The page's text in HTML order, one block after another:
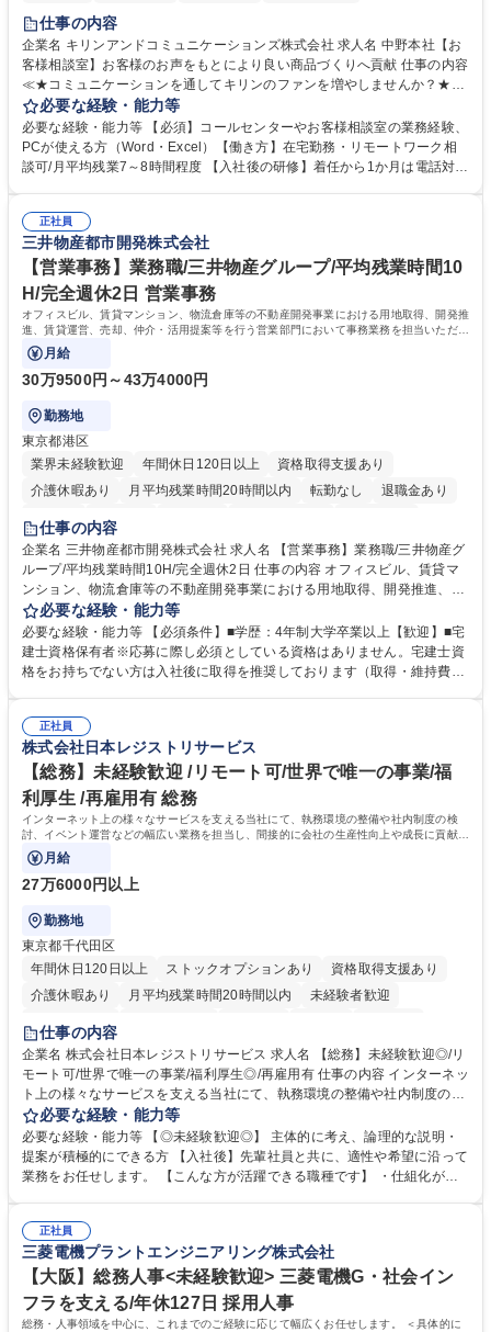
仕事の内容
企業名 キリンアンドコミュニケーションズ株式会社 求人名 中野本社【お
客様相談室】お客様のお声をもとにより良い商品づくりへ貢献 仕事の内容
≪★コミュニケーションを通してキリンのファンを増やしませんか？★≫
お客様のお声をより良い商品づくりに活かしていく上で、窓口となるお客
様相談室でのお仕事です。 日々お客様からいただくキリングループへのご
意見を、企業活動に活かしています。お客様からの声に迅速かつ誠意をも
って対応、情報提供するとともにグループ内活動に反映しています。 【具
平均100件前後■メール・手紙：同上40件前後 募集職種 中野本社【お客様
相談室】お客様のお声をもとにより良い商品づくりへ貢献
必要な経験・能力等
必要な経験・能力等 【必須】コールセンターやお客様相談室の業務経験、
PCが使える方（Word・Excel）【働き方】在宅勤務・リモートワーク相
談可/月平均残業7～8時間程度 【入社後の研修】着任から1か月は電話対応
すのでご安心ください。 【当社について】キリングループの広報機能を担
う会社として、お客様との出会いを大切にし、磨き上げたホスピタリティ
を込めてコミュニケーションをとりながら広報関連業務を行っておりま
す。 学歴・資格 学歴：大学院 大学 高専 短大 専修学校 高校 語学力： 資
格：
正社員
三井物産都市開発株式会社
【営業事務】業務職/三井物産グループ/平均残業時間10
H/完全週休2日 営業事務
オフィスビル、賃貸マンション、物流倉庫等の不動産開発事業における用地取得、開発推
進、賃貸運営、売却、仲介・活用提案等を行う営業部門において事務業務を担当いただき
ます。
月給
30万9500円～43万4000円
勤務地
東京都港区
業界未経験歓迎
年間休日120日以上
資格取得支援あり
介護休暇あり
月平均残業時間20時間以内 転勤なし
退職金あり
在宅OK
賞与あり
駅近5分以内
土日祝休み 寮・社宅あり
仕事の内容
企業名 三井物産都市開発株式会社 求人名 【営業事務】業務職/三井物産グ
ループ/平均残業時間10H/完全週休2日 仕事の内容 オフィスビル、賃貸マ
ンション、物流倉庫等の不動産開発事業における用地取得、開発推進、賃
貸運営、売却、仲介・活用提案等を行う営業部門において事務業務を担当
いただきます。 【詳細】・契約書管理、契約書製本、捺印対応、ファイリ
ング、登記簿取得、調書取得・支払業務（各種費用支払、支払管理、請
求・支払データ登録、取引先マスター申請対応）・予算作成及び予実管
の他に担当頂く業務が発生する場合があります。 募集職種 【営業事務】
業務職/三井物産グループ/平均残業時間10H/完全週休2日
必要な経験・能力等
必要な経験・能力等 【必須条件】■学歴：4年制大学卒業以上【歓迎】■宅
建士資格保有者※応募に際し必須としている資格はありません。宅建士資
格をお持ちでない方は入社後に取得を推奨しております（取得・維持費用
ション力がある方。 ・チャレンジを厭わず、粘り強く業務に取り組める
方。多様な関係者と謙虚に信頼関係を構築でき、期限を意識したスケジュ
ール管理が出来る方。※将来的に他部署（営業部門、コーポレート部門）
へのジョブローテーションの可能性があります。 学歴・資格 学歴：大学
院 大学 語学力： 資格：宅地建物取引士
正社員
株式会社日本レジストリサービス
【総務】未経験歓迎 /リモート可/世界で唯一の事業/福
利厚生 /再雇用有 総務
インターネット上の様々なサービスを支える当社にて、執務環境の整備や社内制度の検
討、イベント運営などの幅広い業務を担当し、間接的に会社の生産性向上や成長に貢献し
ている部署です。
月給
27万6000円以上
勤務地
東京都千代田区
年間休日120日以上
ストックオプションあり
資格取得支援あり
介護休暇あり
月平均残業時間20時間以内
未経験者歓迎
住宅手当あり
完全週休2日制
交通費支給 駅近5分以内 土日祝休み 服装自由
仕事の内容
企業名 株式会社日本レジストリサービス 求人名 【総務】未経験歓迎◎/リ
モート可/世界で唯一の事業/福利厚生◎/再雇用有 仕事の内容 インターネッ
ト上の様々なサービスを支える当社にて、執務環境の整備や社内制度の検
討、イベント運営などの幅広い業務を担当し、間接的に会社の生産性向上
や成長に貢献している部署です。 会社の全メンバーが安心して長く成果を
発揮できる環境を整えるために、毎日のメンテナンスや維持管理に加え、
新たな施策検討を積極的に行っていただき、会社全体を巻き込み課題解決
幅広い業務の体得が可能で、多様なキャリアパスを描くことも可能です。
募集職種 【総務】未経験歓迎◎/リモート可/世界で唯一の事業/福利厚生◎/
再雇用有
必要な経験・能力等
必要な経験・能力等 【◎未経験歓迎◎】 主体的に考え、論理的な説明・
提案が積極的にできる方 【入社後】先輩社員と共に、適性や希望に沿って
業務をお任せします。 【こんな方が活躍できる職種です】 ・仕組化が好
対処できる・新しいことに興味関心がある 【魅力】■自己啓発支援：資格
取得や通信教育など費用の80%（年間25万円まで）を補助 ■住宅手当：家
賃の50%（月額7万円まで）を補助 学歴・資格 学歴：大学院 大学 語学
力： 資格：
正社員
三菱電機プラントエンジニアリング株式会社
【大阪】総務人事<未経験歓迎> 三菱電機G・社会イン
フラを支える/年休127日 採用人事
総務・人事領域を中心に、これまでのご経験に応じて幅広くお任せします。 ＜具体的に